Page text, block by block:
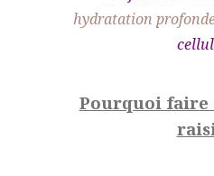
hydratation
Pourquoi faire